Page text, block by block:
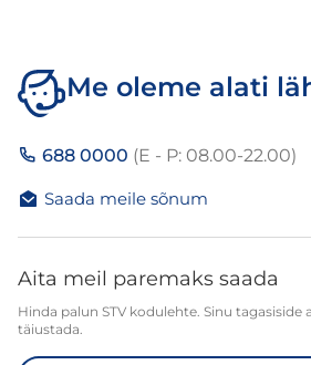
Kontaktid
Uudised
Me oleme alati
688 0000 (E - P: 08.00-22.00)
Saada meile sõnum
Aita meil paremaks saada
Hinda palun STV kodulehte. Sinu
täiustada.